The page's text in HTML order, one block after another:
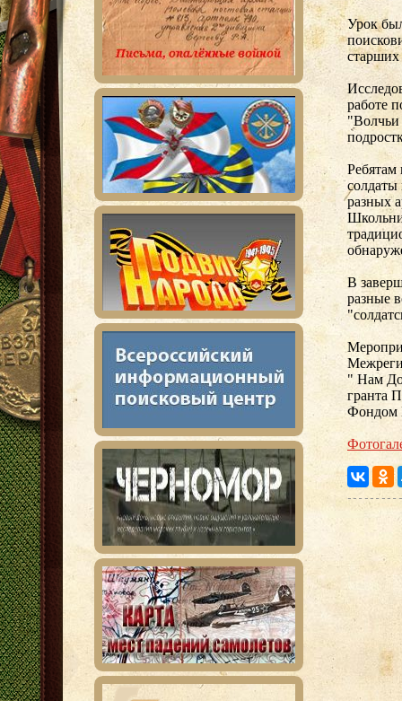
Урок
старших
работе
"Волчьи
солдаты
разных
В
разные
" Нам
гранта
Фондом